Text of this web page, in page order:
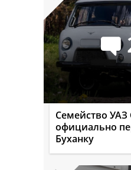
Семейство УАЗ
официально
Буханку